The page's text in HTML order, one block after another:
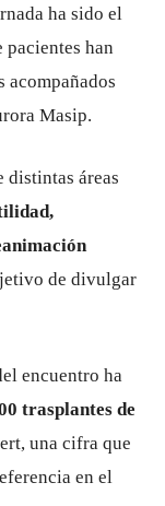
ha sido el
pacientes han
acompañados
Masip.
distintas áreas
de divulgar
encuentro ha
trasplantes de
una cifra que
en el